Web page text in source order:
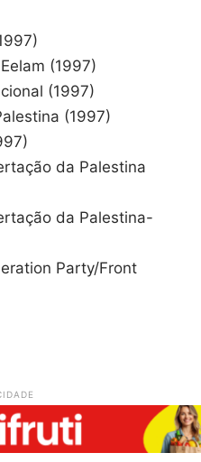
(1997)
(1997)
(1997)
da Palestina
da Palestina-
Party/Front